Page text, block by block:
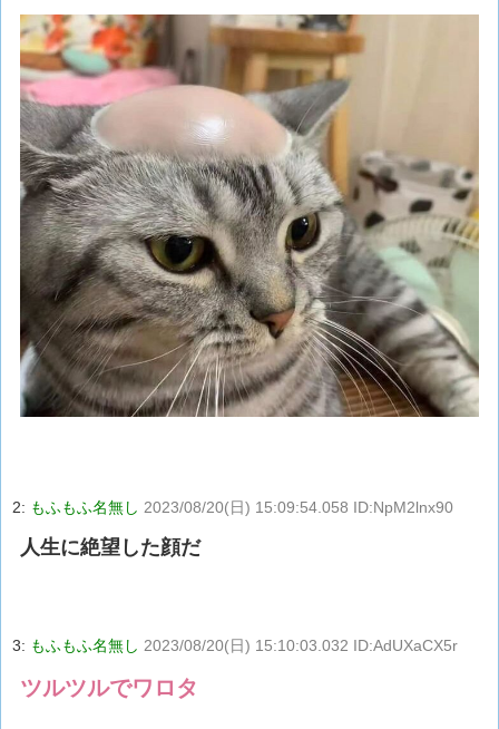
2: もふもふ名無し 2023/08/20(日) 15:09:54.058 ID:NpM2lnx90
人生に絶望した顔だ
3: もふもふ名無し 2023/08/20(日) 15:10:03.032 ID:AdUXaCX5r
ツルツルでワロタ